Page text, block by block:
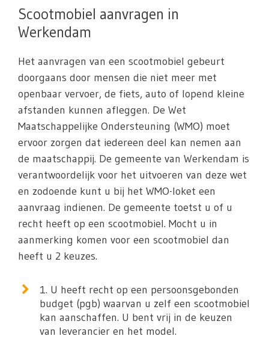
Scootmobiel aanvragen in
Werkendam
Het aanvragen van een scootmobiel gebeurt
doorgaans door mensen die niet meer met
openbaar vervoer, de fiets, auto of lopend kleine
afstanden kunnen afleggen. De Wet
Maatschappelijke Ondersteuning (WMO) moet
ervoor zorgen dat iedereen deel kan nemen aan
de maatschappij. De gemeente van Werkendam is
verantwoordelijk voor het uitvoeren van deze wet
en zodoende kunt u bij het WMO-loket een
aanvraag indienen. De gemeente toetst u of u
recht heeft op een scootmobiel. Mocht u in
aanmerking komen voor een scootmobiel dan
heeft u 2 keuzes.
1. U heeft recht op een persoonsgebonden
budget (pgb) waarvan u zelf een scootmobiel
kan aanschaffen. U bent vrij in de keuzen
van leverancier en het model.